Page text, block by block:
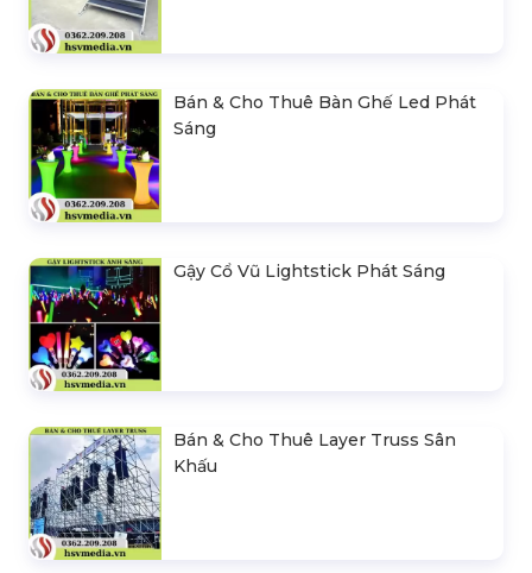
Bán & Cho Thuê Bàn Ghế Led Phát
Sáng
Gậy Cổ Vũ Lightstick Phát Sáng
Bán & Cho Thuê Layer Truss Sân
Khấu